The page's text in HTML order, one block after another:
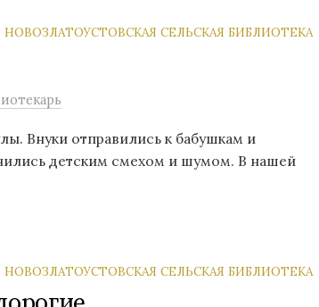
НОВОЗЛАТОУСТОВСКАЯ СЕЛЬСКАЯ БИБЛИОТЕКА
Внуки отправились к бабушкам и
детским смехом и шумом. В нашей
НОВОЗЛАТОУСТОВСКАЯ СЕЛЬСКАЯ БИБЛИОТЕКА